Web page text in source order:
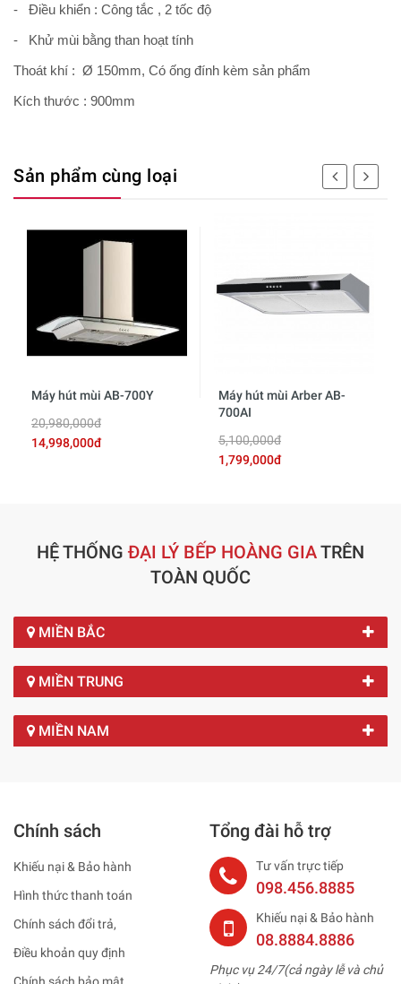
- Điều khiển : Công tắc , 2 tốc độ
- Khử mùi bằng than hoạt tính
Thoát khí : Ø 150mm, Có ống đính kèm sản phẩm
Kích thước : 900mm
Sản phẩm cùng loại
Máy hút mùi AB-700Y
20,980,000đ
14,998,000đ
Máy hút mùi Arber AB-
700AI
5,100,000đ
1,799,000đ
HỆ THỐNG ĐẠI LÝ BẾP HOÀNG GIATRÊN
TOÀN QUỐC
MIỀN BẮC
MIỀN TRUNG
MIỀN NAM
Chính sách
Khiếu nại & Bảo hành
Hình thức thanh toán
Chính sách đổi trả,
Điều khoản quy định
Tổng đài hỗ trợ
Tư vấn trực tiếp
098.456.8885
Khiếu nại & Bảo hành
08.8884.8886
Phục vụ 24/7(cả ngày lễ và chủ